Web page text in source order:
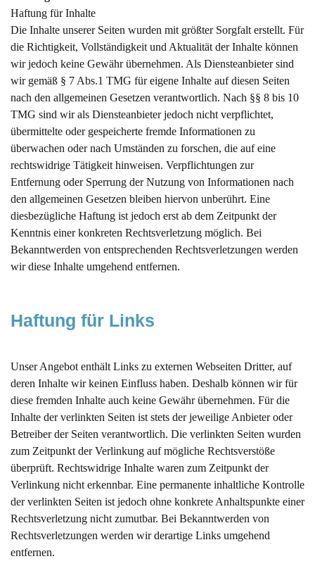
Haftung für Inhalte
Die Inhalte unserer Seiten wurden mit größter Sorgfalt erstellt. Für
die Richtigkeit, Vollständigkeit und Aktualität der Inhalte können
wir jedoch keine Gewähr übernehmen. Als Diensteanbieter sind
wir gemäß § 7 Abs.1 TMG für eigene Inhalte auf diesen Seiten
nach den allgemeinen Gesetzen verantwortlich. Nach §§ 8 bis 10
TMG sind wir als Diensteanbieter jedoch nicht verpflichtet,
übermittelte oder gespeicherte fremde Informationen zu
überwachen oder nach Umständen zu forschen, die auf eine
rechtswidrige Tätigkeit hinweisen. Verpflichtungen zur
Entfernung oder Sperrung der Nutzung von Informationen nach
den allgemeinen Gesetzen bleiben hiervon unberührt. Eine
diesbezügliche Haftung ist jedoch erst ab dem Zeitpunkt der
Kenntnis einer konkreten Rechtsverletzung möglich. Bei
Bekanntwerden von entsprechenden Rechtsverletzungen werden
wir diese Inhalte umgehend entfernen.
Haftung für Links
Unser Angebot enthält Links zu externen Webseiten Dritter, auf
deren Inhalte wir keinen Einfluss haben. Deshalb können wir für
diese fremden Inhalte auch keine Gewähr übernehmen. Für die
Inhalte der verlinkten Seiten ist stets der jeweilige Anbieter oder
Betreiber der Seiten verantwortlich. Die verlinkten Seiten wurden
zum Zeitpunkt der Verlinkung auf mögliche Rechtsverstöße
überprüft. Rechtswidrige Inhalte waren zum Zeitpunkt der
Verlinkung nicht erkennbar. Eine permanente inhaltliche Kontrolle
der verlinkten Seiten ist jedoch ohne konkrete Anhaltspunkte einer
Rechtsverletzung nicht zumutbar. Bei Bekanntwerden von
Rechtsverletzungen werden wir derartige Links umgehend
entfernen.